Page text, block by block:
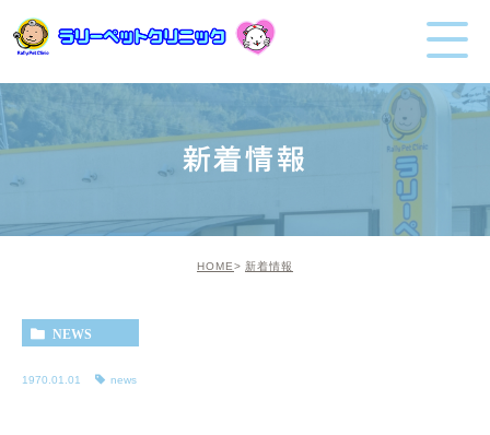
新着情報
HOME 新着情報
NEWS
1970.01.01 news